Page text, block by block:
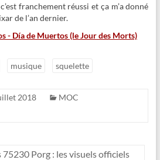
franchement réussi et ça m’a donné
de l’an dernier.
musique squelette
2018
MOC
75230 Porg : les visuels officiels